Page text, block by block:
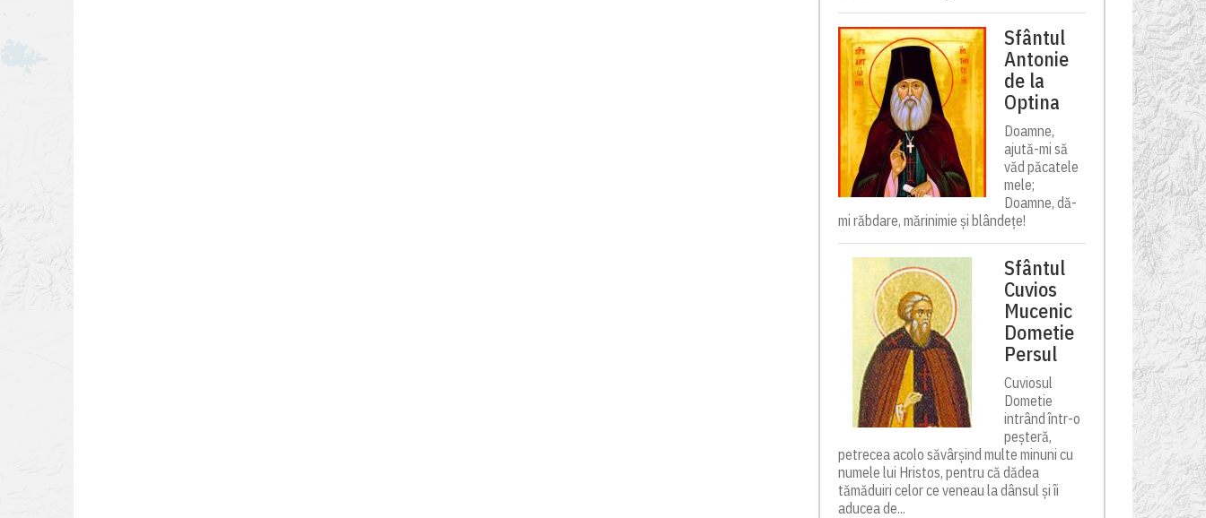
Sfântul
Antonie
de la
Optina
Doamne,
ajută-mi să
văd păcatele
mele;
Doamne, dă-
mi răbdare, mărinimie şi blândeţe!
Sfântul
Cuvios
Mucenic
Dometie
Persul
Cuviosul
Dometie
intrând într-o
peșteră,
petrecea acolo săvârșind multe minuni cu
numele lui Hristos, pentru că dădea
tămăduiri celor ce veneau la dânsul și îi
aducea de...